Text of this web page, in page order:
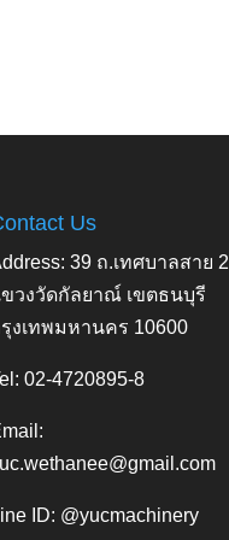
Us
39 ถ.เทศบาลสาย 2
วงวัดกัลยาณ์ เขตธนบุรี
งเทพมหานคร 10600
02-4720895-8
ID: @yucmachinery